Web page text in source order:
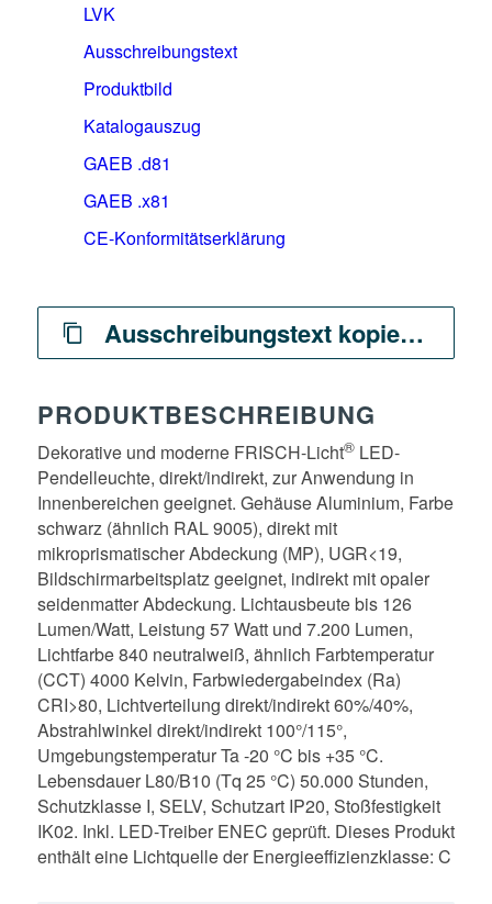
PRODUKTBESCHREIBUNG
Dekorative und moderne FRISCH-Licht®LED-
Pendelleuchte, direkt/indirekt, zur Anwendung in
Innenbereichen geeignet. Gehäuse Aluminium, Farbe
schwarz (ähnlich RAL 9005), direkt mit
mikroprismatischer Abdeckung (MP), UGR<19,
Bildschirmarbeitsplatz geeignet, indirekt mit opaler
seidenmatter Abdeckung. Lichtausbeute bis 126
Lumen/Watt, Leistung 57 Watt und 7.200 Lumen,
Lichtfarbe 840 neutralweiß, ähnlich Farbtemperatur
(CCT) 4000 Kelvin, Farbwiedergabeindex (Ra)
CRI>80, Lichtverteilung direkt/indirekt 60%/40%,
Abstrahlwinkel direkt/indirekt 100°/115°,
Umgebungstemperatur Ta -20 °C bis +35 °C.
Lebensdauer L80/B10 (Tq 25 °C) 50.000 Stunden,
Schutzklasse I, SELV, Schutzart IP20, Stoßfestigkeit
IK02. Inkl. LED-Treiber ENEC geprüft. Dieses Produkt
enthält eine Lichtquelle der Energieeffizienzklasse: C
LVK
Ausschreibungstext
Produktbild
Katalogauszug
GAEB .d81
GAEB .x81
CE-Konformitätserklärung
Ausschreibungstext kopieren